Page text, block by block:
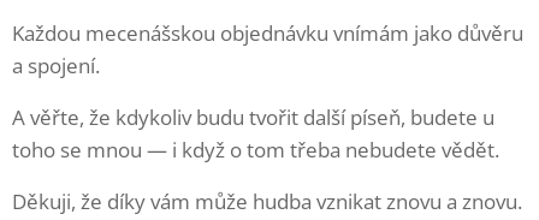
Každou mecenášskou objednávku vnímám jako důvěru
a spojení.
A věřte, že kdykoliv budu tvořit další píseň, budete u
toho se mnou — i když o tom třeba nebudete vědět.
Děkuji, že díky vám může hudba vznikat znovu a znovu.